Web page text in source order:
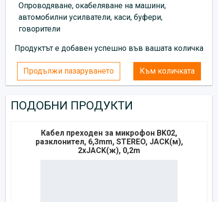
Опроводяване, окабеляване на машини,
автомобилни усилватели, каси, буфери,
говорители
Продуктът е добавен успешно във вашата количка
Продължи пазаруването Към количката
ПОДОБНИ ПРОДУКТИ
Кабел преходен за микрофон BK02,
разклонител, 6,3mm, STEREO, JACK(м),
2xJACK(ж), 0,2m